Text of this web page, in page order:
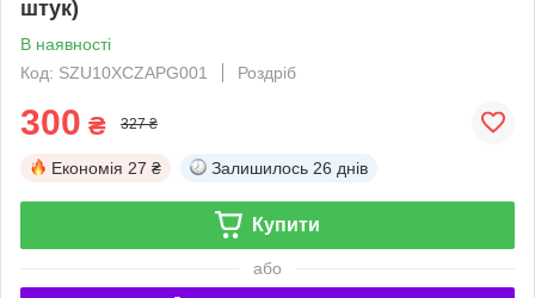
штук)
В наявності
Код: SZU10XCZAPG001
Роздріб
300 ₴ 327 ₴
Економія 27 ₴ Залишилось 26 днів
Купити
або